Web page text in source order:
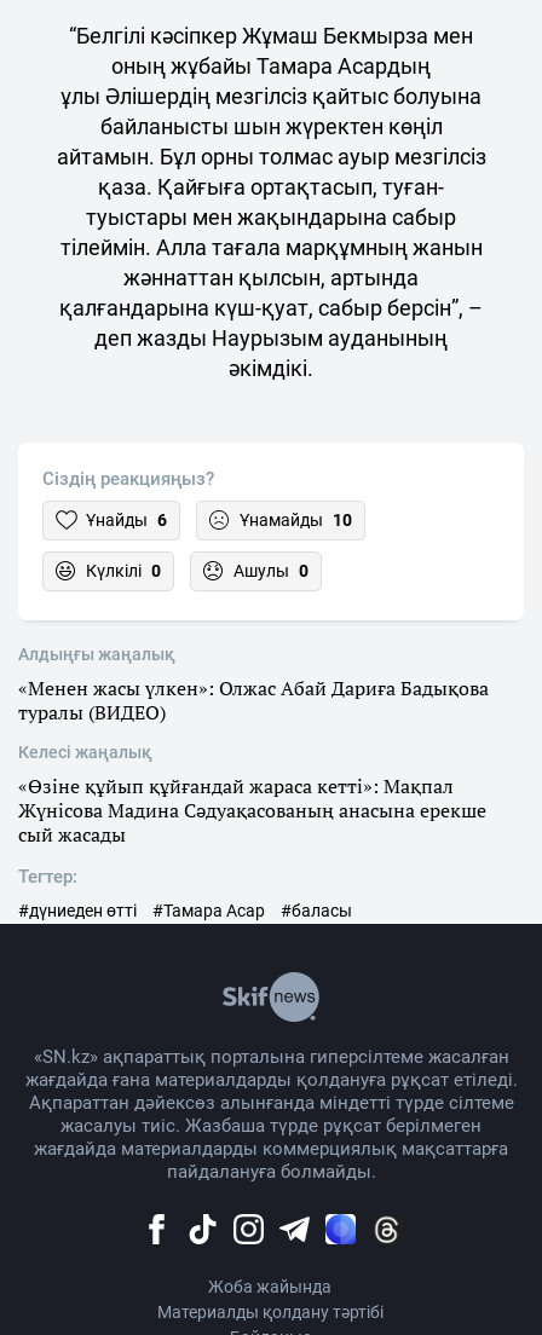
“Белгілі кәсіпкер Жұмаш Бекмырза мен
оның жұбайы Тамара Асардың
ұлы Әлішердің мезгілсіз қайтыс болуына
байланысты шын жүректен көңіл
айтамын. Бұл орны толмас ауыр мезгілсіз
қаза. Қайғыға ортақтасып, туған-
туыстары мен жақындарына сабыр
тілеймін. Алла тағала марқұмның жанын
жәннаттан қылсын, артында
қалғандарына күш-қуат, сабыр берсін”, –
деп жазды Наурызым ауданының
әкімдікі.
Сіздің реакцияңыз?
Ұнайды 6 Ұнамайды 10
Күлкілі 0 Ашулы 0
Алдыңғы жаңалық
«Менен жасы үлкен»: Олжас Абай Дариға Бадықова
туралы (ВИДЕО)
Келесі жаңалық
«Өзіне құйып құйғандай жараса кетті»: Мақпал
Жүнісова Мадина Сәдуақасованың анасына ерекше
сый жасады
Тегтер:
#дүниеден өтті #Тамара Асар #баласы
«SN.kz» ақпараттық порталына гиперсілтеме жасалған
жағдайда ғана материалдарды қолдануға рұқсат етіледі.
Ақпараттан дәйексөз алынғанда міндетті түрде сілтеме
жасалуы тиіс. Жазбаша түрде рұқсат берілмеген
жағдайда материалдарды коммерциялық мақсаттарға
пайдалануға болмайды.
Жоба жайында
Материалды қолдану тәртібі